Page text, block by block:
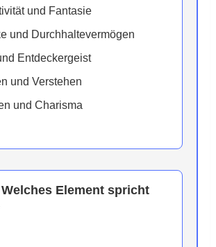
und Fantasie
und Durchhaltevermögen
Entdeckergeist
und Verstehen
und Charisma
Welches Element spricht